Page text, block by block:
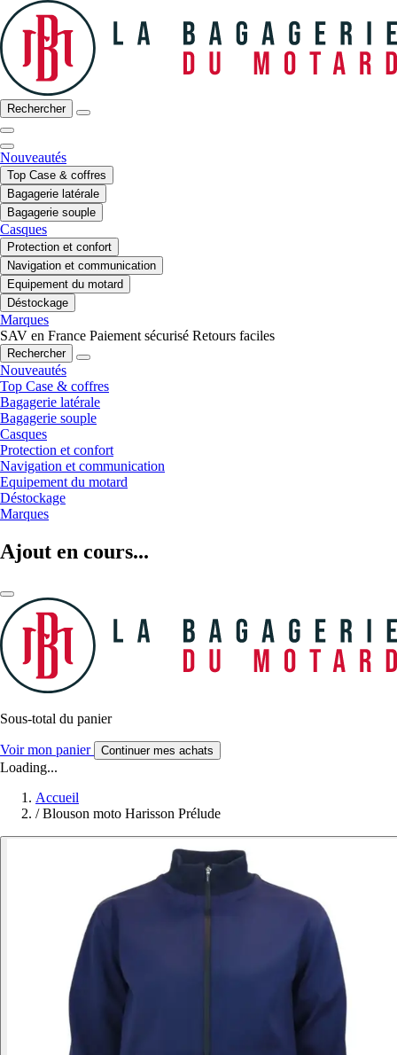
Rechercher
Nouveautés
Top Case & coffres
Bagagerie latérale
Bagagerie souple
Casques
Protection et confort
Navigation et communication
Equipement du motard
Déstockage
Marques
SAV en France Paiement sécurisé Retours faciles
Rechercher
Nouveautés
Top Case & coffres
Bagagerie latérale
Bagagerie souple
Casques
Protection et confort
Navigation et communication
Equipement du motard
Déstockage
Marques
Ajout en cours...
Sous-total du panier
Voir mon panier Continuer mes achats
Loading...
Accueil
/ Blouson moto Harisson Prélude